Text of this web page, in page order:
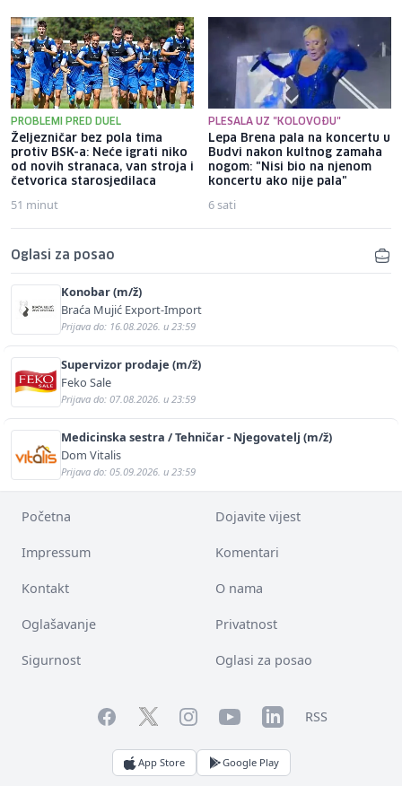
PROBLEMI PRED DUEL
Željezničar bez pola tima
protiv BSK-a: Neće igrati niko
od novih stranaca, van stroja i
četvorica starosjedilaca
51 minut
PLESALA UZ "KOLOVOĐU"
Lepa Brena pala na koncertu u
Budvi nakon kultnog zamaha
nogom: "Nisi bio na njenom
koncertu ako nije pala"
6 sati
Oglasi za posao
Konobar (m/ž)
Braća Mujić Export-Import
Prijava do: 16.08.2026. u 23:59
Supervizor prodaje (m/ž)
Feko Sale
Prijava do: 07.08.2026. u 23:59
Medicinska sestra / Tehničar - Njegovatelj (m/ž)
Dom Vitalis
Prijava do: 05.09.2026. u 23:59
Početna Dojavite vijest
Impressum Komentari
Kontakt O nama
Oglašavanje Privatnost
Sigurnost Oglasi za posao
FacebookTwitterInstagramYouTubeLinkedInRSS
App Store Google Play